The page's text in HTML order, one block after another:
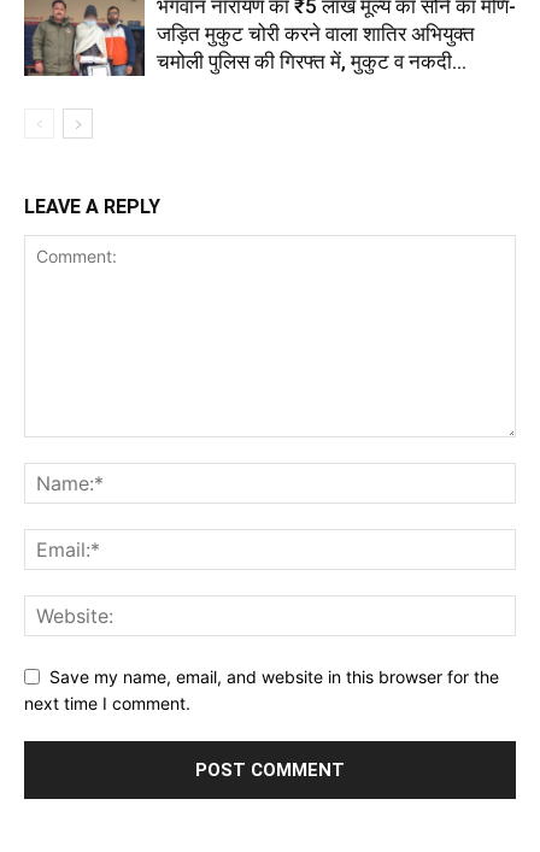
भगवान नारायण का ₹5 लाख मूल्य का सोने का मणि-
जड़ित मुकुट चोरी करने वाला शातिर अभियुक्त
चमोली पुलिस की गिरफ्त में, मुकुट व नकदी...
LEAVE A REPLY
Save my name, email, and website in this browser for the
next time I comment.